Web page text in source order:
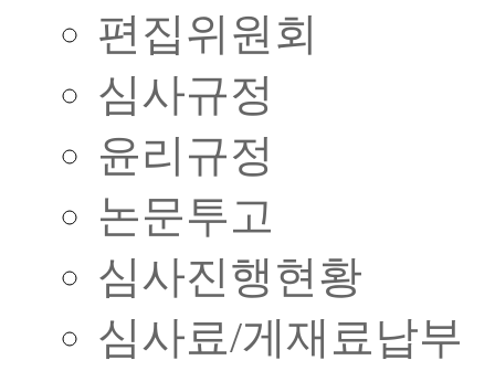
편집위원회
심사규정
윤리규정
논문투고
심사진행현황
심사료/게재료납부